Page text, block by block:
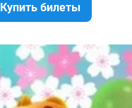
Купить билеты